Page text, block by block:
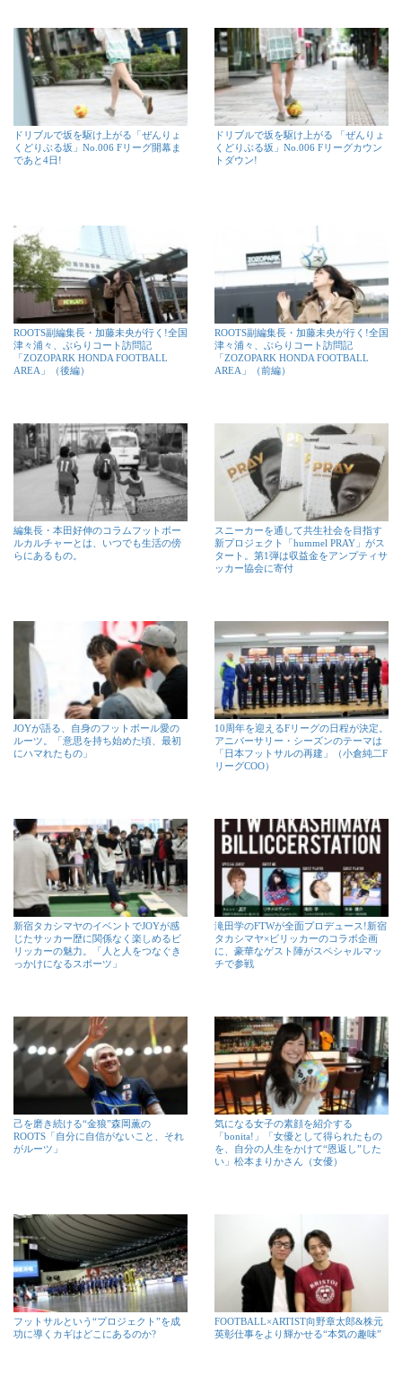
ドリブルで坂を駆け上がる「ぜんりょ
くどりぶる坂」No.006 Fリーグ開幕ま
であと4日!
ドリブルで坂を駆け上がる 「ぜんりょ
くどりぶる坂」No.006 Fリーグカウン
トダウン!
ROOTS副編集長・加藤未央が行く!全国
津々浦々、ぶらりコート訪問記
「ZOZOPARK HONDA FOOTBALL
AREA」（後編）
ROOTS副編集長・加藤未央が行く!全国
津々浦々、ぶらりコート訪問記
「ZOZOPARK HONDA FOOTBALL
AREA」（前編）
編集長・本田好伸のコラムフットボー
ルカルチャーとは、いつでも生活の傍
らにあるもの。
スニーカーを通して共生社会を目指す
新プロジェクト「hummel PRAY」がス
タート。第1弾は収益金をアンプティサ
ッカー協会に寄付
JOYが語る、自身のフットボール愛の
ルーツ。「意思を持ち始めた頃、最初
にハマれたもの」
10周年を迎えるFリーグの日程が決定。
アニバーサリー・シーズンのテーマは
「日本フットサルの再建」（小倉純二F
リーグCOO）
新宿タカシマヤのイベントでJOYが感
じたサッカー歴に関係なく楽しめるビ
リッカーの魅力。「人と人をつなぐき
っかけになるスポーツ」
滝田学のFTWが全面プロデュース!新宿
タカシマヤ×ビリッカーのコラボ企画
に、豪華なゲスト陣がスペシャルマッ
チで参戦
己を磨き続ける“金狼”森岡薫の
ROOTS「自分に自信がないこと、それ
がルーツ」
気になる女子の素顔を紹介する
「bonita!」「女優として得られたもの
を、自分の人生をかけて“恩返し”した
い」松本まりかさん（女優）
フットサルという“プロジェクト”を成
功に導くカギはどこにあるのか?
FOOTBALL×ARTIST向野章太郎&株元
英彰仕事をより輝かせる“本気の趣味”